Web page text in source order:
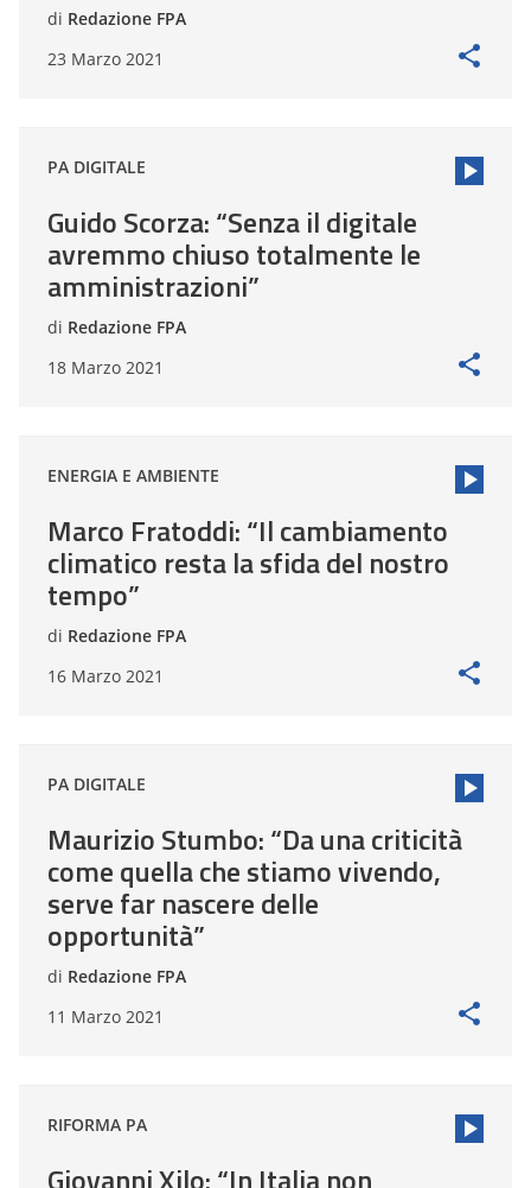
di Redazione FPA
23 Marzo 2021
PA DIGITALE
Guido Scorza: “Senza il digitale
avremmo chiuso totalmente le
amministrazioni”
di Redazione FPA
18 Marzo 2021
ENERGIA E AMBIENTE
Marco Fratoddi: “Il cambiamento
climatico resta la sfida del nostro
tempo”
di Redazione FPA
16 Marzo 2021
PA DIGITALE
Maurizio Stumbo: “Da una criticità
come quella che stiamo vivendo,
serve far nascere delle
opportunità”
di Redazione FPA
11 Marzo 2021
RIFORMA PA